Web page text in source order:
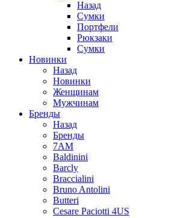
Назад
Сумки
Портфели
Рюкзаки
Сумки
Новинки
Назад
Новинки
Женщинам
Мужчинам
Бренды
Назад
Бренды
7AM
Baldinini
Barcly
Braccialini
Bruno Antolini
Butteri
Cesare Paciotti 4US